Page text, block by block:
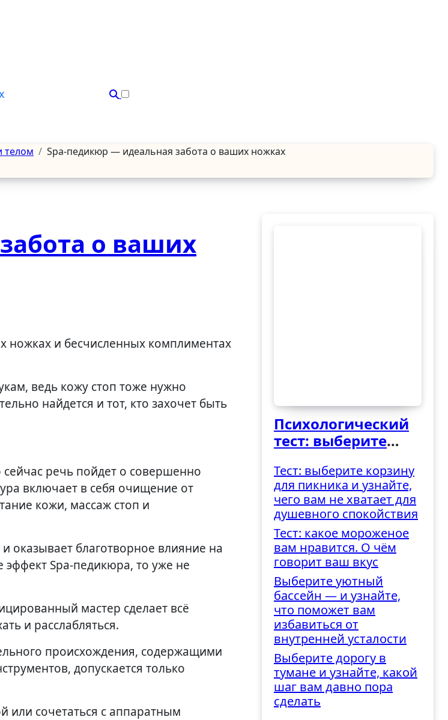
телом Spa-педикюр — идеальная забота о ваших ножках
о ваших
ведь кожу стоп тоже нужно
найдется и тот, кто захочет быть
речь пойдет о совершенно
включает в себя очищение от
кожи, массаж стоп и
оказывает благотворное влияние на
эффект Spa-педикюра, то уже не
мастер сделает всё
и расслабляться.
происхождения, содержащими
допускается только
или сочетаться с аппаратным
Психологический
тест: выберите
как вы
справляетесь с
трудностями
Тест: выберите корзину
для пикника и узнайте,
чего вам не хватает для
душевного спокойствия
Тест: какое мороженое
вам нравится. О чём
говорит ваш вкус
Выберите уютный
бассейн — и узнайте,
что поможет вам
избавиться от
внутренней усталости
Выберите дорогу в
тумане и узнайте, какой
шаг вам давно пора
сделать